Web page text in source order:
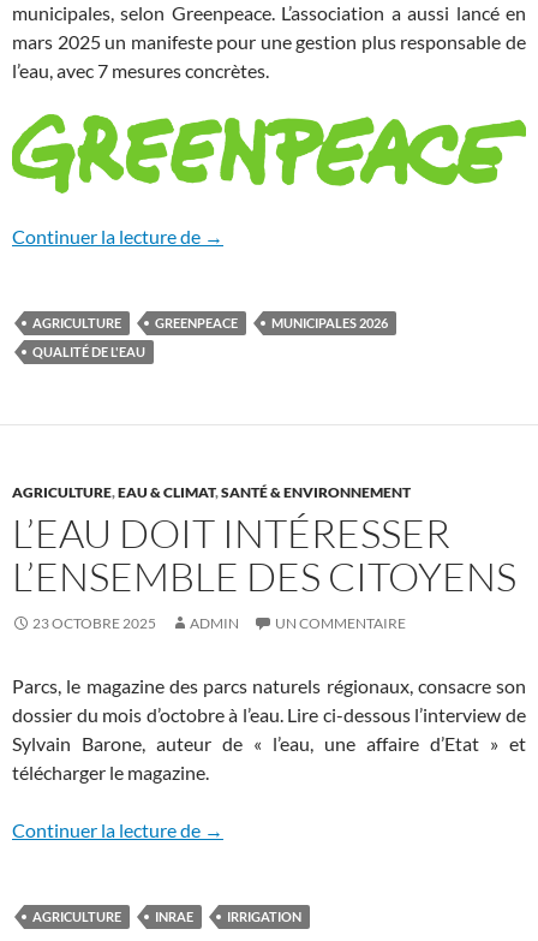
municipales, selon Greenpeace. L’association a aussi lancé en
mars 2025 un manifeste pour une gestion plus responsable de
l’eau, avec 7 mesures concrètes.
Continuer la lecture de Est-ce qu’on pourra boire une eau du
→
AGRICULTURE GREENPEACE
MUNICIPALES 2026
QUALITÉ DE L'EAU
AGRICULTURE,EAU & CLIMAT,SANTÉ & ENVIRONNEMENT
L’EAU DOIT INTÉRESSER
L’ENSEMBLE DES CITOYENS
23 OCTOBRE 2025 ADMIN UN COMMENTAIRE
Parcs, le magazine des parcs naturels régionaux, consacre son
dossier du mois d’octobre à l’eau. Lire ci-dessous l’interview de
Sylvain Barone, auteur de « l’eau, une affaire d’Etat » et
télécharger le magazine.
Continuer la lecture de L’eau doit intéresser l’ensemble des
→
AGRICULTURE INRAE IRRIGATION